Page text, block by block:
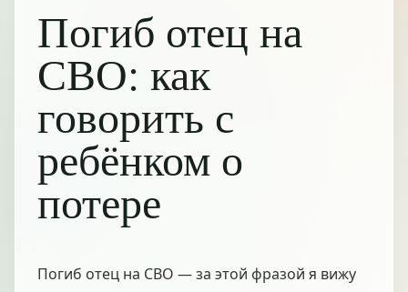
Погиб отец на
СВО: как
говорить с
ребёнком о
потере
Погиб отец на СВО — за этой фразой я вижу